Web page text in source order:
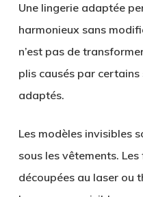
Une lingerie adaptée
harmonieux sans
n’est pas de
plis causés par
adaptés.
Les modèles invisibles
sous les vêtements.
découpées au laser ou